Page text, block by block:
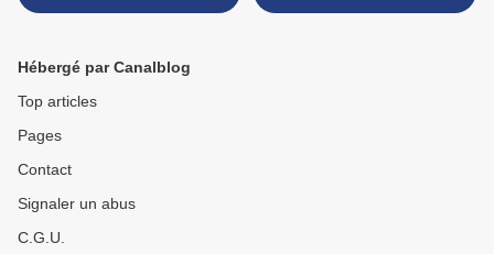
Hébergé par Canalblog
Top articles
Pages
Contact
Signaler un abus
C.G.U.